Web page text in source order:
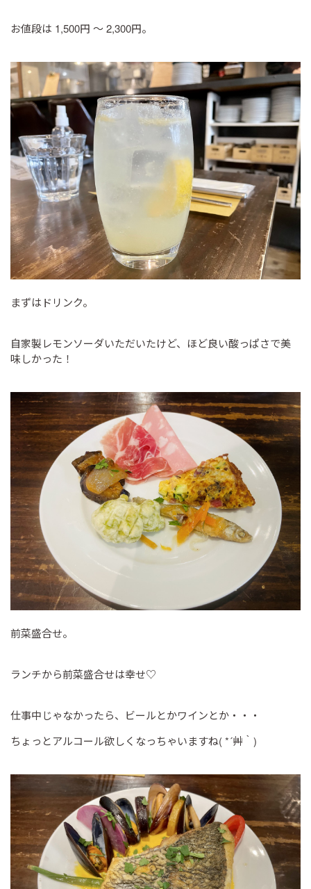
お値段は 1,500円 ～ 2,300円。
まずはドリンク。
自家製レモンソーダいただいたけど、ほど良い酸っぱさで美
味しかった！
前菜盛合せ。
ランチから前菜盛合せは幸せ♡
仕事中じゃなかったら、ビールとかワインとか・・・
ちょっとアルコール欲しくなっちゃいますね( *´艸｀)